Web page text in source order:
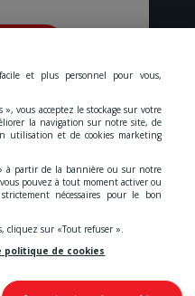
la TVA, les droits et les
- Conditions générales
et plus personnel pour vous,
vous acceptez le stockage sur votre
la navigation sur notre site, de
utilisation et de cookies marketing
à partir de la bannière ou sur notre
pouvez à tout moment activer ou
nécessaires pour le bon
cliquez sur «Tout refuser ».
politique de cookies